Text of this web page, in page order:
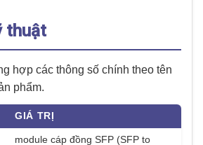
thuật
hợp các thông số chính theo tên
phẩm.
GIÁ TRỊ
module cáp đồng SFP (SFP to